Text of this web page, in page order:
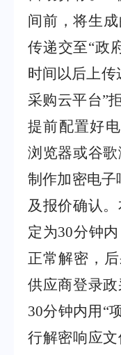
间前 ，将生成
传递交至“政
时间以后上传
采购云平台”
提前配置好
浏览器或谷歌
制作加密电子
及报价确认
定为30分钟内
正常解密 ，
供应商登录
30分钟内用 “
行解密响应